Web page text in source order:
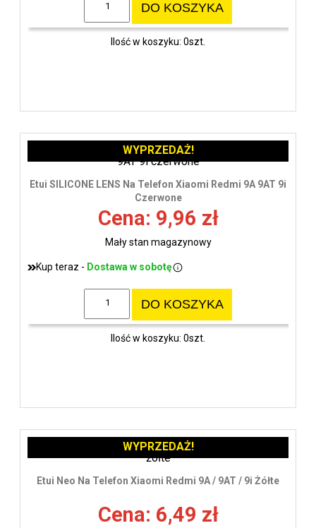
DO KOSZYKA
Ilość w koszyku: 0szt.
Etui SILICONE LENS Na Telefon Xiaomi Redmi 9A 9AT 9i
Czerwone
Cena: 9,96 zł
Mały stan magazynowy
Kup teraz - Dostawa w sobotę
DO KOSZYKA
Ilość w koszyku: 0szt.
WYPRZEDAŻ!
Etui Neo Na Telefon Xiaomi Redmi 9A / 9AT / 9i Żółte
Cena: 6,49 zł
WYPRZEDAŻ!